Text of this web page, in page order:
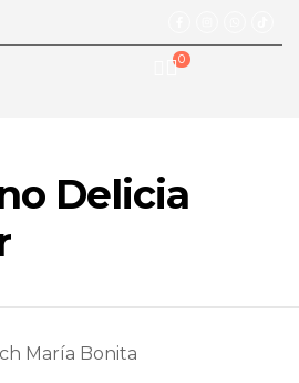
0
Delicia